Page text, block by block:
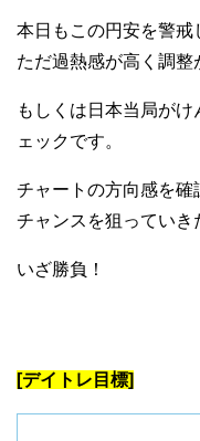
本日もこの円安を警戒
ただ過熱感が高く調整
もしくは日本当局が
ェックです。
チャートの方向感を確
チャンスを狙っていき
いざ勝負！
[デイトレ目標]